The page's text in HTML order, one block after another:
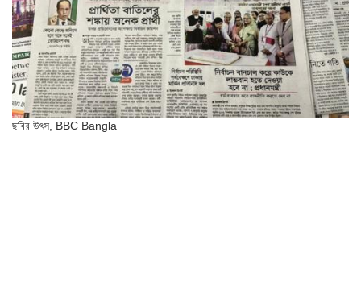
ছবির উৎস, BBC Bangla